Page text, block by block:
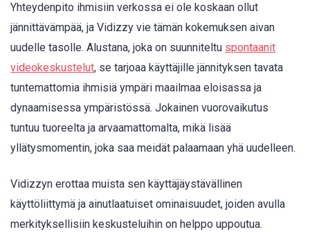
Yhteydenpito ihmisiin verkossa ei ole koskaan ollut
jännittävämpää, ja Vidizzy vie tämän kokemuksen aivan
uudelle tasolle. Alustana, joka on suunniteltu spontaanit
videokeskustelut, se tarjoaa käyttäjille jännityksen tavata
tuntemattomia ihmisiä ympäri maailmaa eloisassa ja
dynaamisessa ympäristössä. Jokainen vuorovaikutus
tuntuu tuoreelta ja arvaamattomalta, mikä lisää
yllätysmomentin, joka saa meidät palaamaan yhä uudelleen.
Vidizzyn erottaa muista sen käyttäjäystävällinen
käyttöliittymä ja ainutlaatuiset ominaisuudet, joiden avulla
merkityksellisiin keskusteluihin on helppo uppoutua.